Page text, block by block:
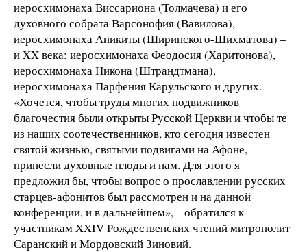
иеросхимонаха Виссариона (Толмачева) и его
духовного собрата Варсонофия (Вавилова),
иеросхимонаха Аникиты (Ширинского-Шихматова) –
и XX века: иеросхимонаха Феодосия (Харитонова),
иеросхимонаха Никона (Штрандтмана),
иеросхимонаха Парфения Карульского и других.
«Хочется, чтобы труды многих подвижников
благочестия были открыты Русской Церкви и чтобы те
из наших соотечественников, кто сегодня известен
святой жизнью, святыми подвигами на Афоне,
принесли духовные плоды и нам. Для этого я
предложил бы, чтобы вопрос о прославлении русских
старцев-афонитов был рассмотрен и на данной
конференции, и в дальнейшем», – обратился к
участникам XXIV Рождественских чтений митрополит
Саранский и Мордовский Зиновий.